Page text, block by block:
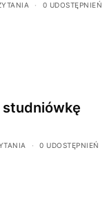
0 UDOSTĘPNIEŃ
studniówkę
0 UDOSTĘPNIEŃ